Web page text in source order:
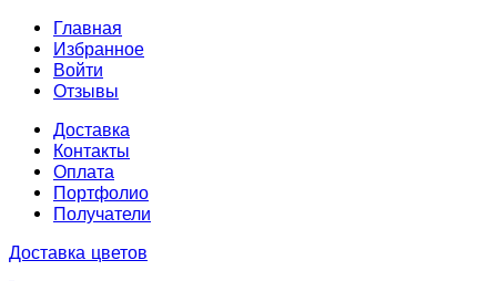
Главная
Избранное
Войти
Отзывы
Доставка
Контакты
Оплата
Портфолио
Получатели
Доставка цветов